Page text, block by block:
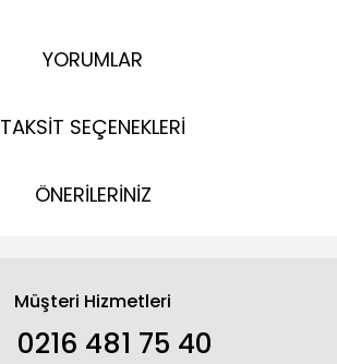
YORUMLAR
TAKSİT SEÇENEKLERİ
ÖNERİLERİNİZ
Müşteri Hizmetleri
0216 481 75 40